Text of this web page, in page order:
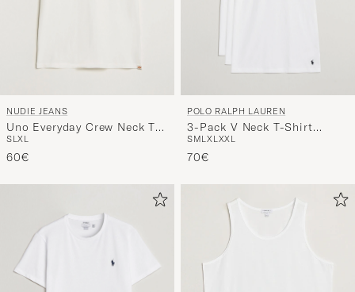
NUDIE JEANS
Uno Everyday Crew Neck T-
Shirt Chalk White
SLXL
60€
POLO RALPH LAUREN
3-Pack V Neck T-Shirt
White
SMLXLXXL
70€